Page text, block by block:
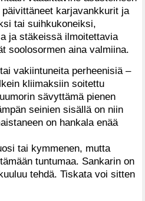
karjavankkurit ja
tai suihkukoneiksi,
ja stäkeissä ilmoitettavia
soolosormen aina valmiina.
vakiintuneita perheenisiä –
kliimaksiin soitettu
sävyttämä pienen
seinien sisällä on niin
on hankala enää
tai kymmenen, mutta
tuntumaa. Sankarin on
tehdä. Tiskata voi sitten